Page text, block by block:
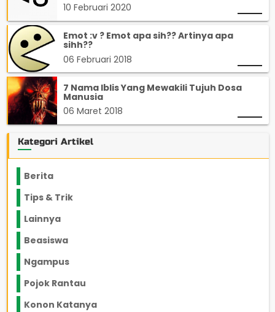
10 Februari 2020
Emot :v ? Emot apa sih?? Artinya apa
sihh??
06 Februari 2018
7 Nama Iblis Yang Mewakili Tujuh Dosa
Manusia
06 Maret 2018
Kategori Artikel
Berita
Tips & Trik
Lainnya
Beasiswa
Ngampus
Pojok Rantau
Konon Katanya